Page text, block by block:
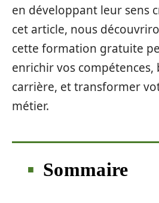
en développant leur sens
cet article, nous
cette formation gratuite
enrichir vos
carrière, et transformer
métier.
Sommaire